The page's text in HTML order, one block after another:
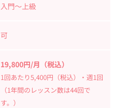
入門〜上級
可
19,800円/月（税込）
1回あたり5,400円（税込）・週1回
（1年間のレッスン数は44回で
す。）